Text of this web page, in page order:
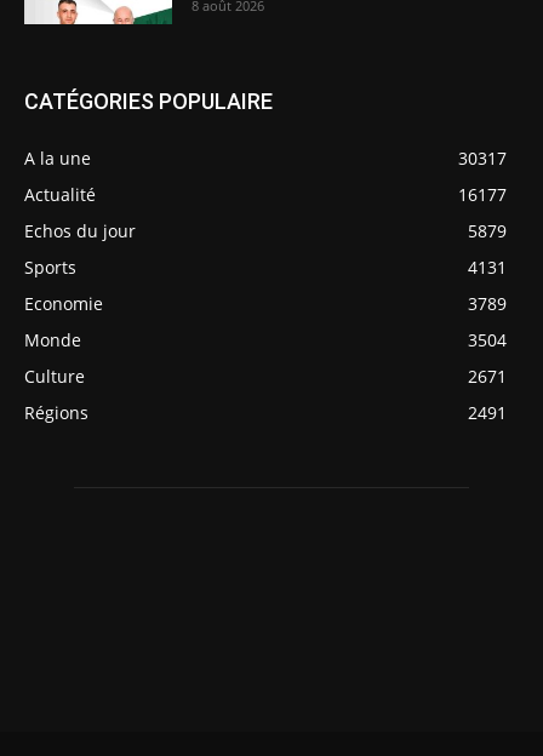
8 août 2026
CATÉGORIES POPULAIRE
A la une
30317
Actualité
16177
Echos du jour
5879
Sports
4131
Economie
3789
Monde
3504
Culture
2671
Régions
2491